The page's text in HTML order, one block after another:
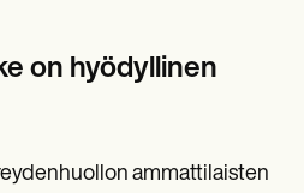
on hyödyllinen
ammattilaisten